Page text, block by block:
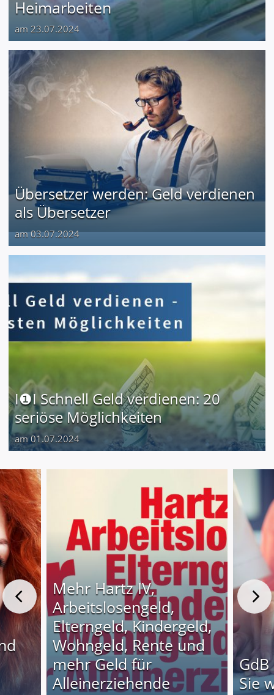
Heimarbeiten
am 23.07.2024
Übersetzer werden: Geld verdienen
als Übersetzer
am 03.07.2024
I❶I Schnell Geld verdienen: 20
seriöse Möglichkeiten
am 01.07.2024
Mehr Hartz IV,
Arbeitslosengeld,
Elterngeld, Kindergeld,
Wohngeld, Rente und
mehr Geld für
Alleinerziehende
Sie